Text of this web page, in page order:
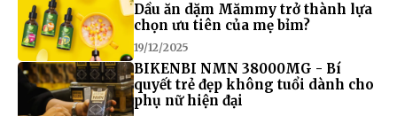
Dầu ăn dặm Mămmy trở thành lựa
chọn ưu tiên của mẹ bỉm?
19/12/2025
BIKENBI NMN 38000MG - Bí
quyết trẻ đẹp không tuổi dành cho
phụ nữ hiện đại